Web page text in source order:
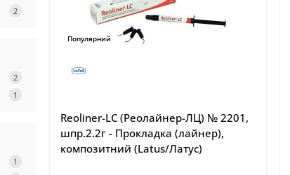
2
2
1
1
Популярний
Reoliner-LC (Реолайнер-ЛЦ) № 2201,
шпр.2.2г - Прокладка (лайнер),
композитний (Latus/Латус)